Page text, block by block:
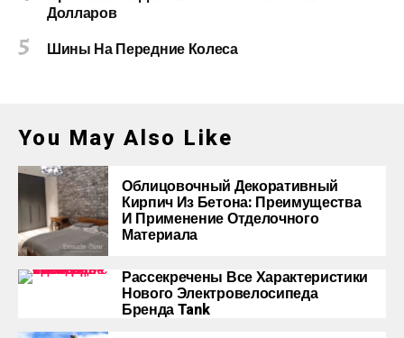
Долларов
Шины На Передние Колеса
You May Also Like
Облицовочный Декоративный
Кирпич Из Бетона: Преимущества
И Применение Отделочного
Материала
Рассекречены Все Характеристики
Нового Электровелосипеда
Бренда Tank